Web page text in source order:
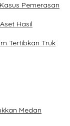
Pemerasan
Hasil
Tertibkan Truk
Medan